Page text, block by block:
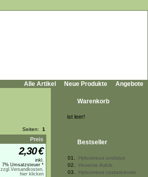
Alle Artikel Neue Produkte Angebote
Seiten: 1
Preis
2,30€
inkl.
7% Umsatzsteuer *
zzgl.Versandkosten,
hier klicken
Warenkorb
ist leer!
Bestseller
01.
Hylocereus undatus
02.
Hovenia dulcis
03.
Hylocereus costaricensis